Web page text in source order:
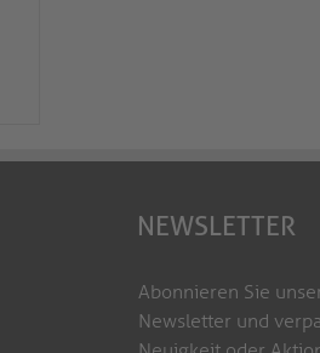
NEWSLETTER
Abonnieren Sie
Newsletter und